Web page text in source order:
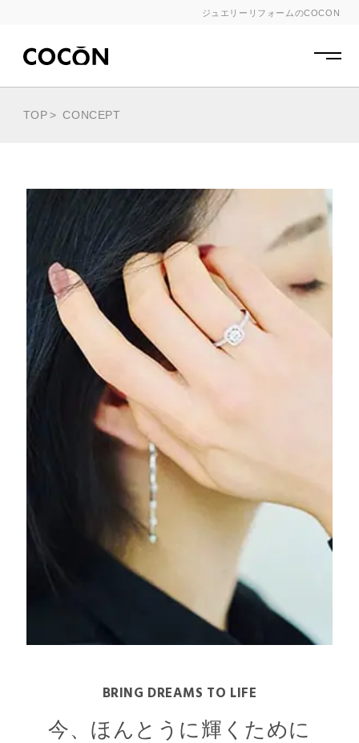
ジュエリーリフォームのCOCON
DESIGNER
GALLERY
SERVICE FLOW
PRICE
よいものを適正価格でわかりやすく
QUALITY 専門家が細やかに柔軟にご対応
SUPPORT お手入れ・お直しまで万全の心配り
TOP CONCEPT
BRING DREAMS TO LIFE
今、ほんとうに輝くために